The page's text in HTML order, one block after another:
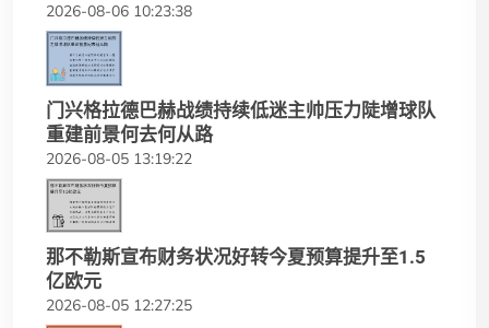
2026-08-06 10:23:38
门兴格拉德巴赫战绩持续低迷主帅压力陡增球队
重建前景何去何从路
2026-08-05 13:19:22
那不勒斯宣布财务状况好转今夏预算提升至1.5
亿欧元
2026-08-05 12:27:25